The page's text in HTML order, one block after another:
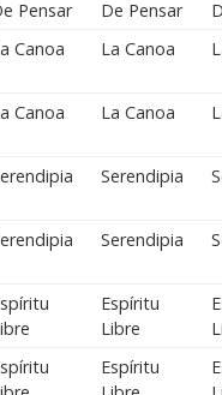
Pensar
De Pensar
Canoa La Canoa
Canoa La Canoa
Serendipia
Serendipia
Espíritu
Libre
Espíritu